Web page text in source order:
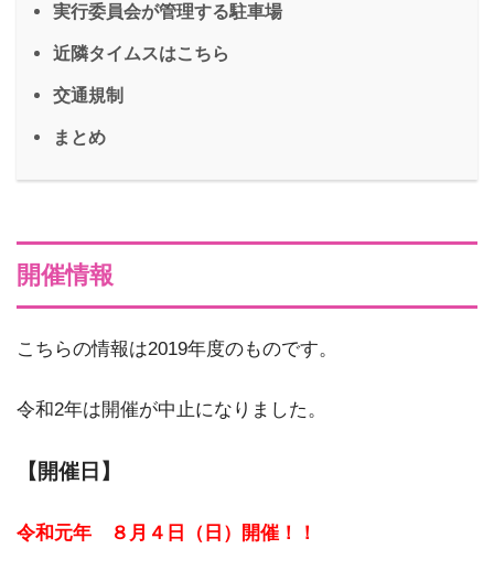
実行委員会が管理する駐車場
近隣タイムスはこちら
交通規制
まとめ
開催情報
こちらの情報は2019年度のものです。
令和2年は開催が中止になりました。
【 開催日】
令和元年 ８月４日（日）開催！！